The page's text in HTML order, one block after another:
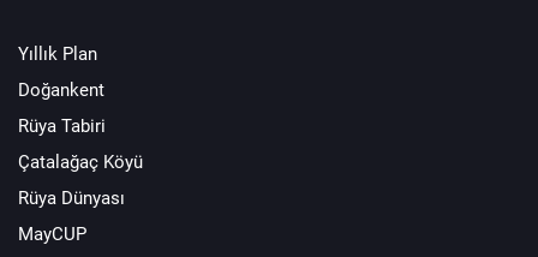
Yıllık Plan
Doğankent
Rüya Tabiri
Çatalağaç Köyü
Rüya Dünyası
MayCUP